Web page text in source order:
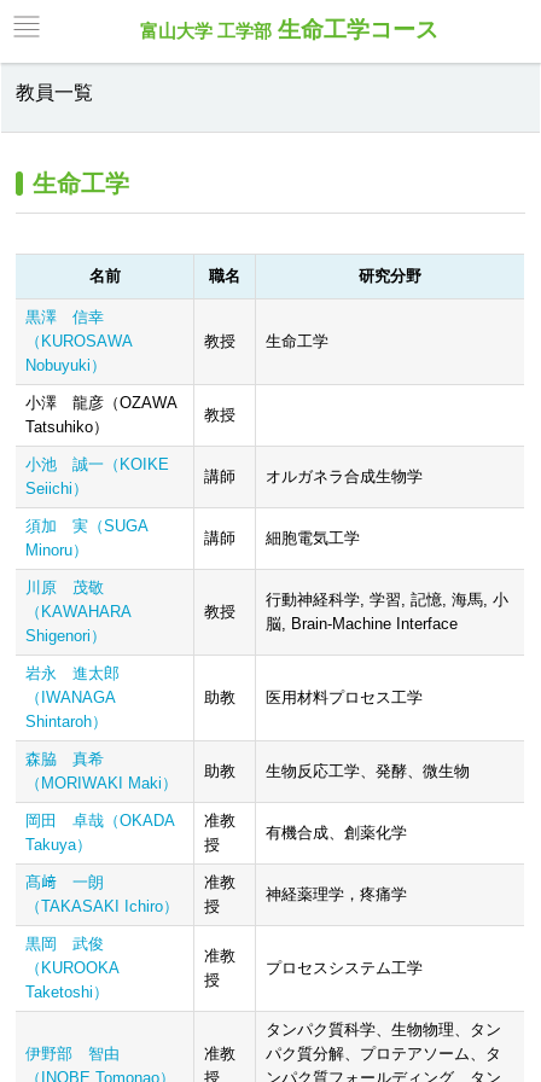
富山大学 工学部 生命工学コース
教員一覧
生命工学
名前 職名 研究分野
黒澤 信幸
（KUROSAWA
Nobuyuki）
教授 生命工学
小澤 龍彦（OZAWA
Tatsuhiko）
教授
小池 誠一（KOIKE
Seiichi）
講師 オルガネラ合成生物学
須加 実（SUGA
Minoru）
講師 細胞電気工学
川原 茂敬
（KAWAHARA
Shigenori）
教授
行動神経科学, 学習, 記憶, 海馬, 小
脳, Brain-Machine Interface
岩永 進太郎
（IWANAGA
Shintaroh）
助教 医用材料プロセス工学
森脇 真希
（MORIWAKI Maki）
助教 生物反応工学、発酵、微生物
岡田 卓哉（OKADA
Takuya）
准教
授
有機合成、創薬化学
髙﨑 一朗
（TAKASAKI Ichiro）
准教
授
神経薬理学，疼痛学
黒岡 武俊
（KUROOKA
Taketoshi）
准教
授
プロセスシステム工学
伊野部 智由
（INOBE Tomonao）
准教
授
タンパク質科学、生物物理、タン
パク質分解、プロテアソーム、タ
ンパク質フォールディング、タン